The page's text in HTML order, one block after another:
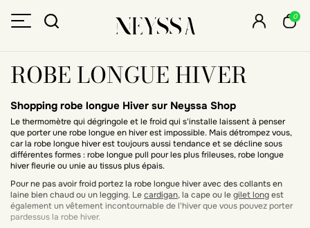
0
ROBE LONGUE HIVER
Shopping robe longue Hiver sur Neyssa Shop
Le thermomètre qui dégringole et le froid qui s'installe laissent à penser
que porter une robe longue en hiver est impossible. Mais détrompez vous,
car la robe longue hiver est toujours aussi tendance et se décline sous
différentes formes : robe longue pull pour les plus frileuses, robe longue
hiver fleurie ou unie au tissus plus épais.
Pour ne pas avoir froid portez la robe longue hiver avec des collants en
laine bien chaud ou un legging. Lecardigan, la cape ou legilet longest
également un vêtement incontournable de l'hiver que vous pouvez porter
pardessus la robe hiver.